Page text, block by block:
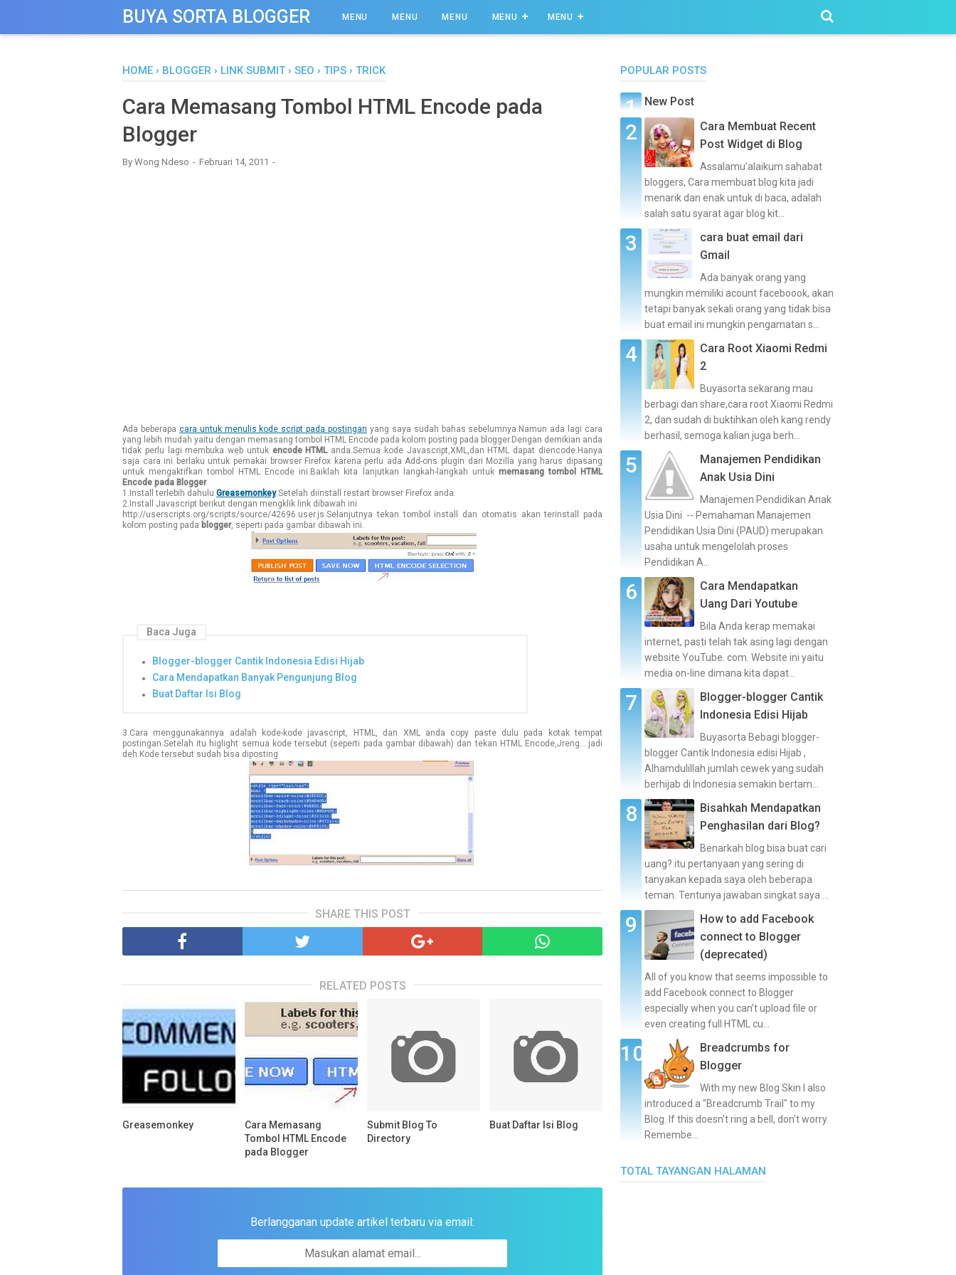
BUYA SORTA BLOGGER MENU MENU MENU MENU MENU
HOME › BLOGGER › LINK SUBMIT › SEO › TIPS › TRICK
Cara Memasang Tombol HTML Encode pada
Blogger
By Wong Ndeso Februari 14, 2011
Ada beberapa cara untuk menulis kode script pada postingan yang saya sudah bahas sebelumnya.Namun ada lagi cara
yang lebih mudah yaitu dengan memasang tombol HTML Encode pada kolom posting pada blogger.Dengan demikian anda
tidak perlu lagi membuka web untuk encode HTMLanda.Semua kode Javascript,XML,dan HTML dapat diencode.Hanya
saja cara ini berlaku untuk pemakai browser Firefox karena perlu ada Add-ons plugin dari Mozilla yang harus dipasang
untuk mengaktifkan tombol HTML Encode ini.Baiklah kita lanjutkan langkah-langkah untuk memasang tombol HTML
Encode pada Blogger
1.Install terlebih dahulu Greasemonkey.Setelah diinstall restart browser Firefox anda.
2.Install Javascript berikut dengan mengklik link dibawah ini
http://userscripts.org/scripts/source/42696.user.js.Selanjutnya tekan tombol install dan otomatis akan terinstall pada
kolom posting pada blogger, seperti pada gambar dibawah ini.
Baca Juga
Blogger-blogger Cantik Indonesia Edisi Hijab
Cara Mendapatkan Banyak Pengunjung Blog
Buat Daftar Isi Blog
3.Cara menggunakannya adalah kode-kode javascript, HTML, dan XML anda copy paste dulu pada kotak tempat
postingan.Setelah itu higlight semua kode tersebut (seperti pada gambar dibawah) dan tekan HTML Encode,Jreng....jadi
deh.Kode tersebut sudah bisa diposting
SHARE THIS POST
RELATED POSTS
Greasemonkey
Cara Memasang
Tombol HTML Encode
pada Blogger
Submit Blog To
Directory
Buat Daftar Isi Blog
Berlangganan update artikel terbaru via email:
POPULAR POSTS
New Post
Cara Membuat Recent
Post Widget di Blog
Assalamu'alaikum sahabat
bloggers, Cara membuat blog kita jadi
menarik dan enak untuk di baca, adalah
salah satu syarat agar blog kit...
cara buat email dari
Gmail
Ada banyak orang yang
mungkin memiliki acount faceboook, akan
tetapi banyak sekali orang yang tidak bisa
buat email ini mungkin pengamatan s...
Cara Root Xiaomi Redmi
2
Buyasorta sekarang mau
berbagi dan share,cara root Xiaomi Redmi
2, dan sudah di buktihkan oleh kang rendy
berhasil, semoga kalian juga berh...
Manajemen Pendidikan
Anak Usia Dini
Manajemen Pendidikan Anak
Usia Dini -- Pemahaman Manajemen
Pendidikan Usia Dini (PAUD) merupakan
usaha untuk mengelolah proses
Pendidikan A...
Cara Mendapatkan
Uang Dari Youtube
Bila Anda kerap memakai
internet, pasti telah tak asing lagi dengan
website YouTube. com. Website ini yaitu
media on-line dimana kita dapat...
Blogger-blogger Cantik
Indonesia Edisi Hijab
Buyasorta Bebagi blogger-
blogger Cantik Indonesia edisi Hijab ,
Alhamdulillah jumlah cewek yang sudah
berhijab di Indonesia semakin bertam...
Bisahkah Mendapatkan
Penghasilan dari Blog?
Benarkah blog bisa buat cari
uang? itu pertanyaan yang sering di
tanyakan kepada saya oleh beberapa
teman. Tentunya jawaban singkat saya ...
How to add Facebook
connect to Blogger
(deprecated)
All of you know that seems impossible to
add Facebook connect to Blogger
especially when you can’t upload file or
even creating full HTML cu...
Breadcrumbs for
Blogger
With my new Blog Skin I also
introduced a "Breadcrumb Trail" to my
Blog. If this doesn't ring a bell, don't worry.
Remembe...
TOTAL TAYANGAN HALAMAN